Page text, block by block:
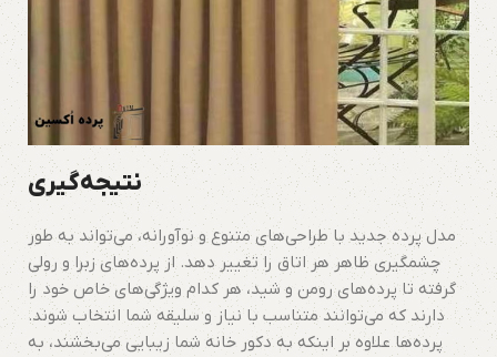
نتیجه‌گیری
مدل پرده جدید با طراحی‌های متنوع و نوآورانه، می‌تواند به طور
چشمگیری ظاهر هر اتاق را تغییر دهد. از پرده‌های زبرا و رولی
گرفته تا پرده‌های رومن و شید، هر کدام ویژگی‌های خاص خود را
دارند که می‌توانند متناسب با نیاز و سلیقه شما انتخاب شوند.
پرده‌ها علاوه بر اینکه به دکور خانه شما زیبایی می‌بخشند، به